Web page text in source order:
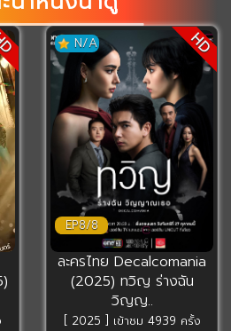
N/A
EP8/8
HD
ละครไทย Decalcomania
(2025) ทวิญ ร่างฉัน
วิญญ..
[ 2025 ] เข้าชม 4939 ครั้ง